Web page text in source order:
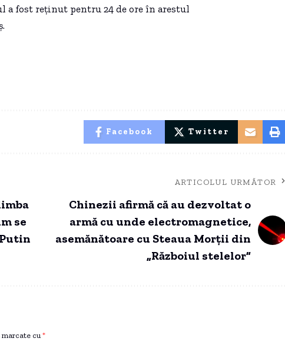
fost reținut pentru 24 de ore în arestul
Facebook Twitter
se
ARTICOLUL URMĂTOR
Chinezii afirmă că au dezvoltat o
armă cu unde electromagnetice,
asemănătoare cu Steaua Morții din
„Războiul stelelor”
cu *